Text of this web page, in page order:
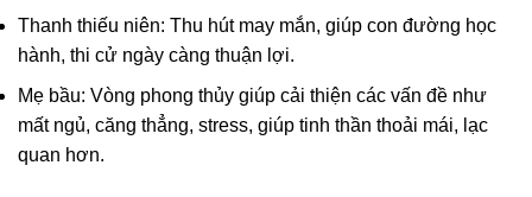
Thanh thiếu niên: Thu hút may mắn, giúp con đường học
hành, thi cử ngày càng thuận lợi.
Mẹ bầu: Vòng phong thủy giúp cải thiện các vấn đề như
mất ngủ, căng thẳng, stress, giúp tinh thần thoải mái, lạc
quan hơn.